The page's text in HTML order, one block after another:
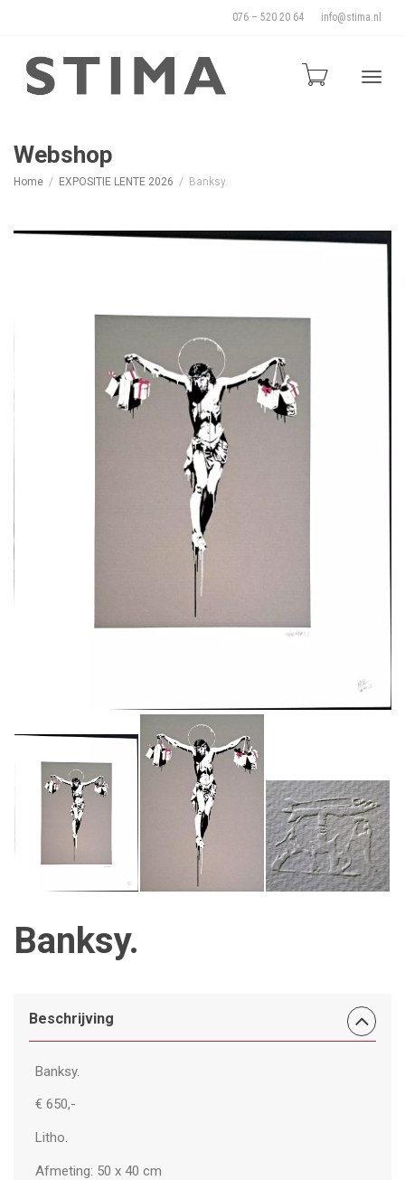
076 – 520 20 64 info@stima.nl
Webshop
Home EXPOSITIE LENTE 2026 Banksy.
Banksy.
Beschrijving
Banksy.
€ 650,-
Litho.
Afmeting: 50 x 40 cm